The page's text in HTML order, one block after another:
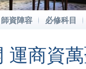
師資陣容 必修科目
運商資